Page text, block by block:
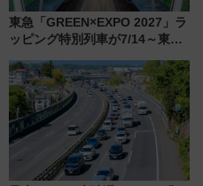
東急「GREEN×EXPO 2027」ラ
ッピング特別列車が7/14～東
ー！ 注目の編成やデザインまと
め